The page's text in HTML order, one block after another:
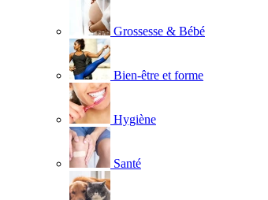
Grossesse & Bébé
Bien-être et forme
Hygiène
Santé